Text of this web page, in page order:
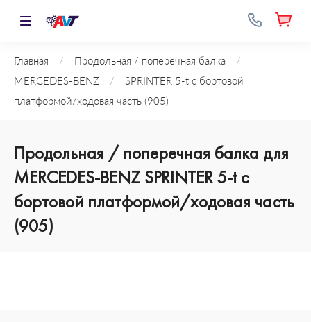
Главная / Продольная / поперечная балка
/
MERCEDES-BENZ
/
SPRINTER 5-t c бортовой
платформой/ходовая часть (905)
Продольная / поперечная балка для
MERCEDES-BENZ SPRINTER 5-t c
бортовой платформой/ходовая часть
(905)